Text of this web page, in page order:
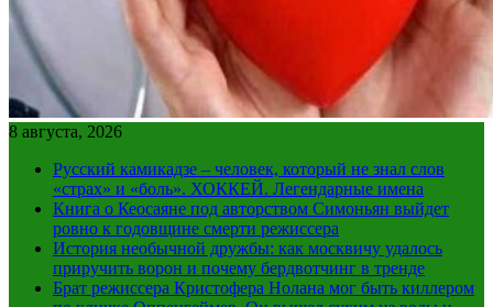
8 августа, 2026
Русский камикадзе – человек, который не знал слов
«страх» и «боль». ХОККЕЙ. Легендарные имена
Книга о Кеосаяне под авторством Симоньян выйдет
ровно к годовщине смерти режиссера
История необычной дружбы: как москвичу удалось
приручить ворон и почему бердвотчинг в тренде
Брат режиссера Кристофера Нолана мог быть киллером